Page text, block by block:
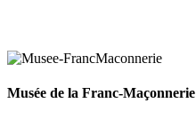
Musée de la Franc-Maçonnerie